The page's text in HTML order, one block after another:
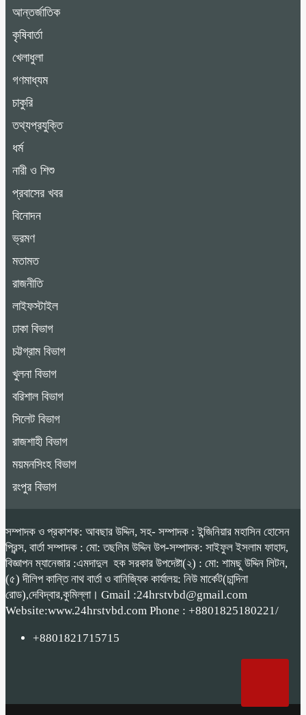
আন্তর্জাতিক
কৃষিবার্তা
খেলাধুলা
গণমাধ্যম
চাকুরি
তথ্যপ্রযুক্তি
ধর্ম
নারী ও শিশু
প্রবাসের খবর
বিনোদন
ভ্রমণ
মতামত
রাজনীতি
লাইফস্টাইল
ঢাকা বিভাগ
চট্টগ্রাম বিভাগ
খুলনা বিভাগ
বরিশাল বিভাগ
সিলেট বিভাগ
রাজশাহী বিভাগ
ময়মনসিংহ বিভাগ
রংপুর বিভাগ
সম্পাদক ও প্রকাশক: আবছার উদ্দিন, সহ- সম্পাদক : ইন্জিনিয়ার মহাসিন হোসেন
প্রিন্স, বার্তা সম্পাদক : মো: তছলিম উদ্দিন উপ-সম্পাদক: সাইফুল ইসলাম ফাহাদ,
বিজ্ঞাপন ম্যানেজার :এমদাদুল হক সরকার উপদেষ্টা(২) : মো: শামছু উদ্দিন লিটন,
(৫) দীলিপ কান্তি নাথ বার্তা ও বানিজ্যিক কার্যালয়: নিউ মার্কেট(চান্দিনা
রোড),দেবিদ্বার,কুমিল্লা। Gmail :24hrstvbd@gmail.com
Website:www.24hrstvbd.com Phone : +8801825180221/
+8801821715715